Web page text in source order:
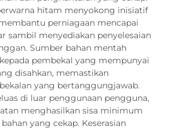
hitam menyokong inisiatif
perniagaan mencapai
sambil menyediakan penyelesaian
Sumber bahan mentah
pembekal yang mempunyai
disahkan, memastikan
yang bertanggungjawab.
di luar penggunaan pengguna,
menghasilkan sisa minimum
yang cekap. Keserasian